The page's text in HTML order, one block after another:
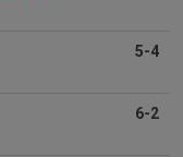
5-4
6-2